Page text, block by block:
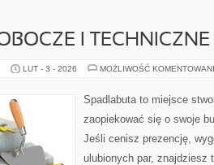
I TECHNICZNE
LUT - 3 - 2026 MOŻLIWOŚĆ
Spadlabuta to miejsce
zaopiekować się o swoje
Jeśli cenisz prezencję,
ulubionych par, znajdziesz